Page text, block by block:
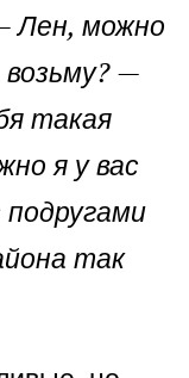
Лен, можно
—
такая
я у вас
так